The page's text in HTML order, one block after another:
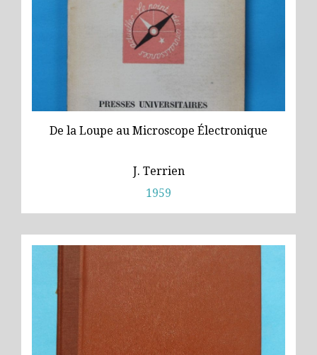
De la Loupe au Microscope Électronique
J. Terrien
1959